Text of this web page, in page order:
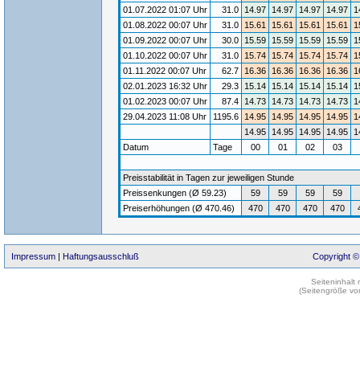
01.07.2022 01:07 Uhr
31.0 14.97 14.97 14.97 14.97
01.08.2022 00:07 Uhr
31.0 15.61 15.61 15.61 15.61
01.09.2022 00:07 Uhr
30.0 15.59 15.59 15.59 15.59
01.10.2022 00:07 Uhr
31.0 15.74 15.74 15.74 15.74
01.11.2022 00:07 Uhr
62.7 16.36 16.36 16.36 16.36
02.01.2023 16:32 Uhr
29.3 15.14 15.14 15.14 15.14
01.02.2023 00:07 Uhr
87.4 14.73 14.73 14.73 14.73
29.04.2023 11:08 Uhr
1195.6 14.95 14.95 14.95 14.95
14.95
14.95 14.95 14.95
Datum
Tage 00 01 02 03
Preisstabilität in Tagen zur jeweiligen Stunde
Preissenkungen (Ø 59.23)
59 59 59 59
Preiserhöhungen (Ø 470.46)
470 470 470 470
Impressum | Haftungsausschluß Copyright ©
Seiteninhalt
(Seitengröße